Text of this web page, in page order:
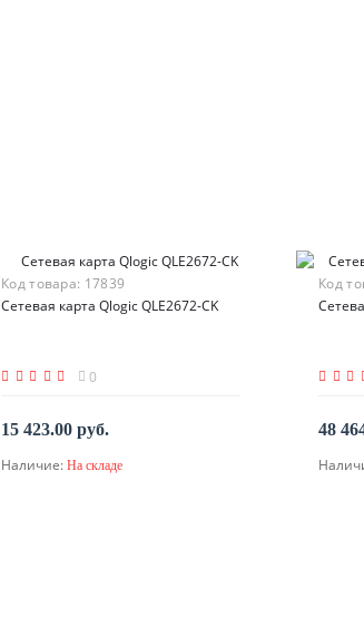
Код товара: 17839
Сетевая карта Qlogic QLE2672-CK
0
15 423.00 руб.
В корзину
Наличие: На складе
Код
48